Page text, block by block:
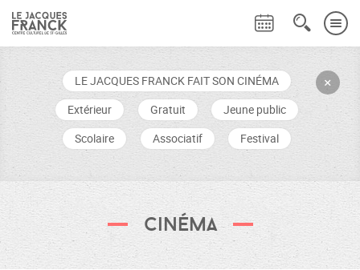
+
LE JACQUES FRANCK FAIT SON CINÉMA
Extérieur
Gratuit
Jeune public
Scolaire
Associatif Festival
Cinéma